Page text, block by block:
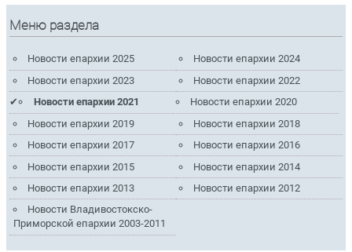
Меню раздела
Новости епархии 2025
Новости епархии 2024
Новости епархии 2023
Новости епархии 2022
Новости епархии 2021
Новости епархии 2020
Новости епархии 2019
Новости епархии 2018
Новости епархии 2017
Новости епархии 2016
Новости епархии 2015
Новости епархии 2014
Новости епархии 2013
Новости епархии 2012
Новости Владивостокско-
Приморской епархии 2003-2011